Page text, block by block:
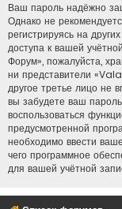
Ваш пароль надёжно
Однако не
регистрируясь на
доступа к вашей
Форум», пожалуйста,
ни представители
другое третье лицо не
вы забудете ваш
воспользоваться
предусмотренной
необходимо ввести
чего программное
для вашей учётной